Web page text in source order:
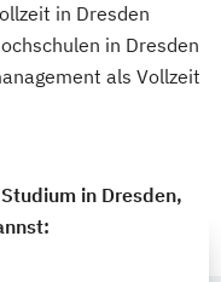
in Dresden
in Dresden
als Vollzeit
in Dresden,